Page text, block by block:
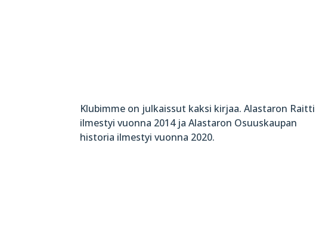
Klubimme on julkaissut kaksi kirjaa. Alastaron Raitti
ilmestyi vuonna 2014 ja Alastaron Osuuskaupan
historia ilmestyi vuonna 2020.